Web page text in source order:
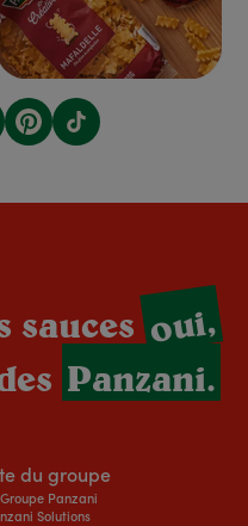
saucesoui,
Panzani.
du groupe
Groupe Panzani
Solutions